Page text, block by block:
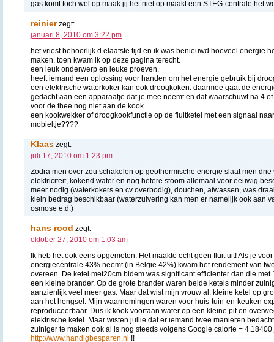
gas komt toch wel op maak jij het niet op maakt een STEG-centrale het
reinierzegt:
januari 8, 2010 om 3:22 pm
het vriest behoorlijk d elaatste tijd en ik was benieuwd hoeveel energie
maken. toen kwam ik op deze pagina terecht.
een leuk onderwerp en leuke proeven.
heeft iemand een oplossing voor handen om het energie gebruik bij
een elektrische waterkoker kan ook droogkoken. daarmee gaat de
gedacht aan een apparaatje dat je mee neemt en dat waarschuwt na 4
voor de thee nog niet aan de kook.
een kookwekker of droogkookfunctie op de fluitketel met een signaal
mobieltje????
Klaas zegt:
juli 17, 2010 om 1:23 pm
Zodra men over zou schakelen op geothermische energie slaat men
elektriciteit, kokend water en nog hetere stoom allemaal voor eeuwig
meer nodig (waterkokers en cv overbodig), douchen, afwassen, was
klein bedrag beschikbaar (waterzuivering kan men er namelijk ook aan
osmose e.d.)
hans rood zegt:
oktober 27, 2010 om 1:03 am
Ik heb het ook eens opgemeten. Het maakte echt geen fluit uit! Als je
energiecentrale 43% neemt (in België 42%) kwam het rendement van
overeen. De ketel met20cm bidem was significant efficienter dan die
een kleine brander. Op de grote brander waren beide ketels minder
aanzienlijk veel meer gas. Maar dat wist mijn vrouw al: kleine ketel op
aan het hengsel. Mijn waarnemingen waren voor huis-tuin-en-keuken
reproduceerbaar. Dus ik kook voortaan water op een kleine pit en
elektrische ketel. Maar wisten jullie dat er iemand twee manieren
zuiniger te maken ook al is nog steeds volgens Google calorie =
http://www.handigbesparen.nl !!